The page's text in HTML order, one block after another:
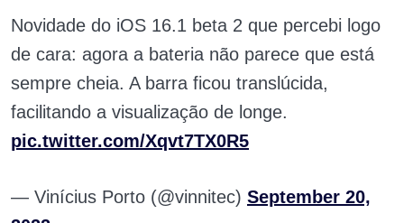
Novidade do iOS 16.1 beta 2 que percebi logo
de cara: agora a bateria não parece que está
sempre cheia. A barra ficou translúcida,
facilitando a visualização de longe.
pic.twitter.com/Xqvt7TX0R5
— Vinícius Porto (@vinnitec) September 20,